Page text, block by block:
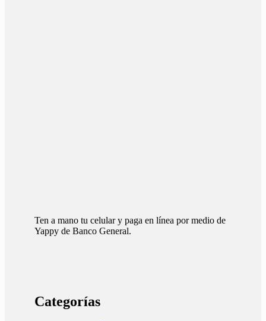
Ten a mano tu celular y paga en línea por medio de
Yappy de Banco General.
Categorías